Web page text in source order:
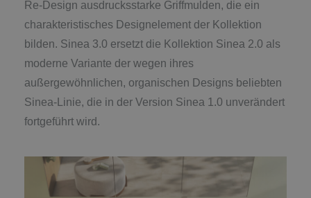
Re-Design ausdrucksstarke Griffmulden, die ein
charakteristisches Designelement der Kollektion
bilden. Sinea 3.0 ersetzt die Kollektion Sinea 2.0 als
moderne Variante der wegen ihres
außergewöhnlichen, organischen Designs beliebten
Sinea-Linie, die in der Version Sinea 1.0 unverändert
fortgeführt wird.